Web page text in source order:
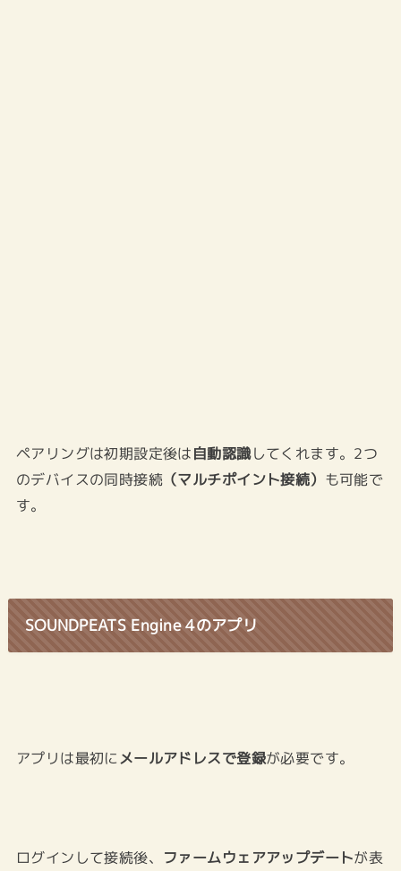
ペアリングは初期設定後は自動認識してくれます。2つ
のデバイスの同時接続 （マルチポイント接続） も可能で
す。
SOUNDPEATS Engine 4のアプリ
アプリは最初にメールアドレスで登録が必要です。
ログインして接続後、 ファームウェアアップデートが表